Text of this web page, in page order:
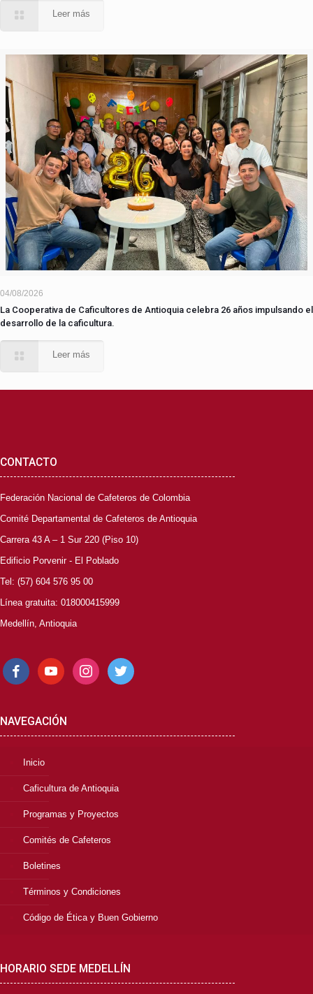
Leer más
04/08/2026
La Cooperativa de Caficultores de Antioquia celebra 26 años impulsando el
desarrollo de la caficultura.
Leer más
CONTACTO
Federación Nacional de Cafeteros de Colombia
Comité Departamental de Cafeteros de Antioquia
Carrera 43 A – 1 Sur 220 (Piso 10)
Edificio Porvenir - El Poblado
Tel: (57) 604 576 95 00
Línea gratuita: 018000415999
Medellín, Antioquia
facebookyoutube instagramtwitter
NAVEGACIÓN
Inicio
Caficultura de Antioquia
Programas y Proyectos
Comités de Cafeteros
Boletines
Términos y Condiciones
Código de Ética y Buen Gobierno
HORARIO SEDE MEDELLÍN